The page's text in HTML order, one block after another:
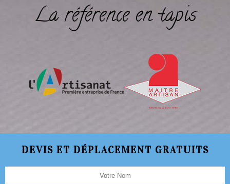
La référence en tapis
DEVIS ET DÉPLACEMENT GRATUITS